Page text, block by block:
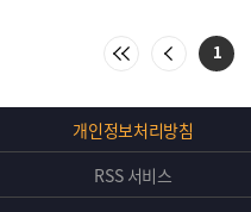
처
음
로
이
동
이
전
으
로
이
동
1
버
개인정보처리방침
RSS 서비스